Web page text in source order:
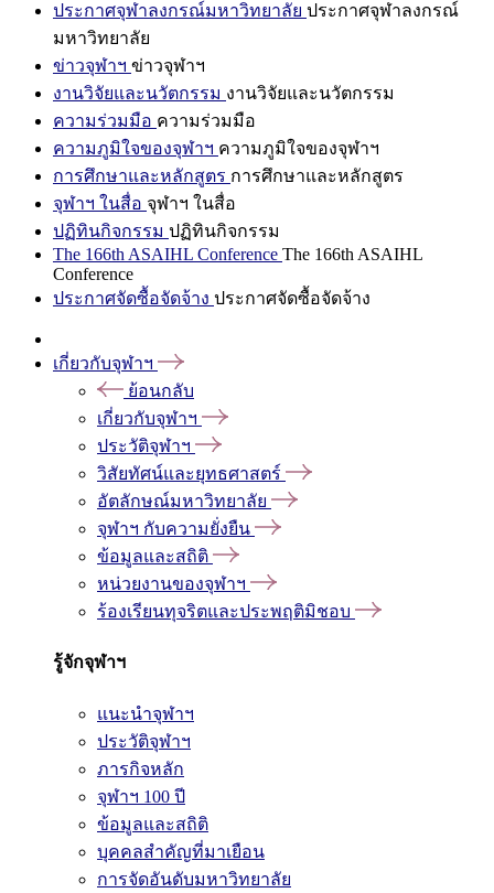
ประกาศจุฬาลงกรณ์มหาวิทยาลัย ประกาศจุฬาลงกรณ์
มหาวิทยาลัย
ข่าวจุฬาฯ ข่าวจุฬาฯ
งานวิจัยและนวัตกรรม งานวิจัยและนวัตกรรม
ความร่วมมือ ความร่วมมือ
ความภูมิใจของจุฬาฯ ความภูมิใจของจุฬาฯ
การศึกษาและหลักสูตร การศึกษาและหลักสูตร
จุฬาฯ ในสื่อ จุฬาฯ ในสื่อ
ปฏิทินกิจกรรม ปฏิทินกิจกรรม
The 166th ASAIHL Conference The 166th ASAIHL
Conference
ประกาศจัดซื้อจัดจ้าง ประกาศจัดซื้อจัดจ้าง
เกี่ยวกับจุฬาฯ
ย้อนกลับ
เกี่ยวกับจุฬาฯ
ประวัติจุฬาฯ
วิสัยทัศน์และยุทธศาสตร์
อัตลักษณ์มหาวิทยาลัย
จุฬาฯ กับความยั่งยืน
ข้อมูลและสถิติ
หน่วยงานของจุฬาฯ
ร้องเรียนทุจริตและประพฤติมิชอบ
รู้จักจุฬาฯ
แนะนำจุฬาฯ
ประวัติจุฬาฯ
ภารกิจหลัก
จุฬาฯ 100 ปี
ข้อมูลและสถิติ
บุคคลสำคัญที่มาเยือน
การจัดอันดับมหาวิทยาลัย